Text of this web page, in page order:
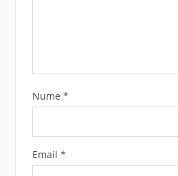
Nume *
Email *